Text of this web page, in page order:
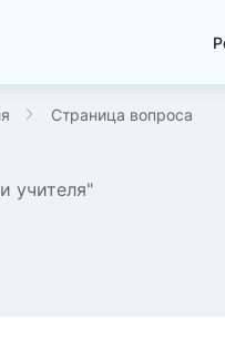
Страница вопроса
учителя"